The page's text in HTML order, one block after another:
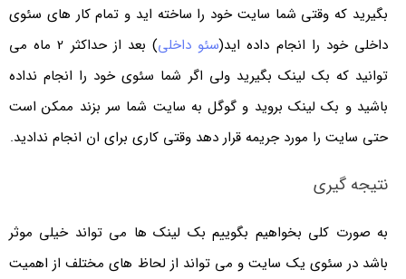
بگیرید که وقتی شما سایت خود را ساخته اید و تمام کار های سئوی
داخلی خود را انجام داده اید(سئو داخلی
) بعد از حداکثر 2 ماه می
توانید که بک لینک بگیرید ولی اگر شما سئوی خود را انجام نداده
باشید و بک لینک بروید و گوگل به سایت شما سر بزند ممکن است
حتی سایت را مورد جریمه قرار دهد وقتی کاری برای ان انجام ندادید.
نتیجه گیری
به صورت کلی بخواهیم بگوییم بک لینک ها می تواند خیلی موثر
باشد در سئوی یک سایت و می تواند از لحاظ های مختلف از اهمیت